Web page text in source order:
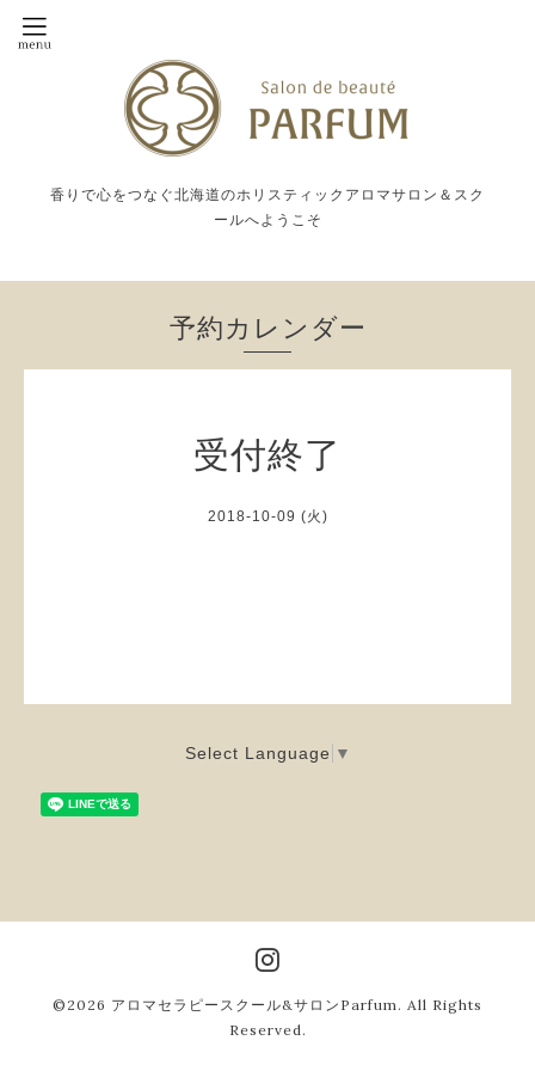
香りで心をつなぐ北海道のホリスティックアロマサロン＆スク
ールへようこそ
予約カレンダー
受付終了
2018-10-09 (火)
Select Language ▼
©2026 アロマセラピースクール&サロンParfum . All Rights
Reserved.